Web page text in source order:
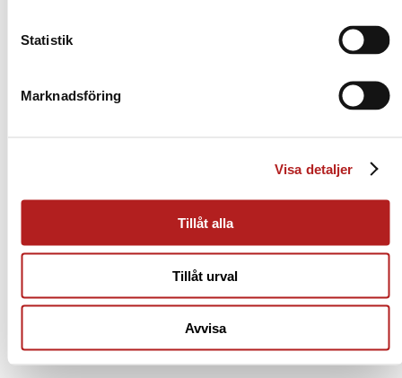
Statistik
Marknadsföring
Visa detaljer
Tillåt alla
Tillåt urval
Avvisa